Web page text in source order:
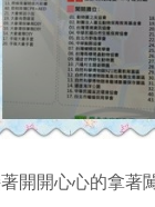
開開心心的拿著